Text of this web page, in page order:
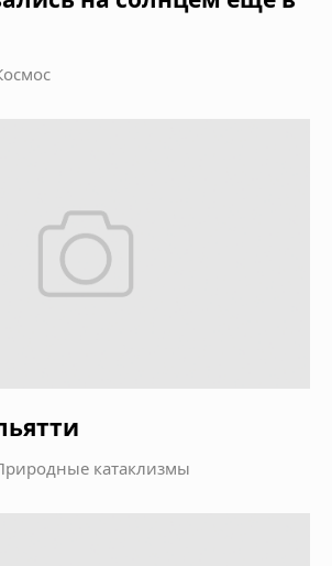
катаклизмы